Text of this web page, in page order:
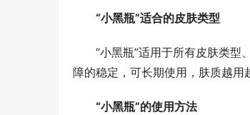
“小黑瓶”适合的皮肤类型
“小黑瓶”适用于所有皮肤类型
障的稳定，可长期使用，肤质越用
“小黑瓶”的使用方法